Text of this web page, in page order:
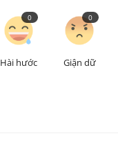
Hài hước
0
Giận dữ
0